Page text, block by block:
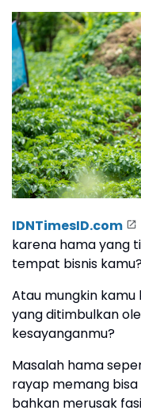
IDNTimesID.com
karena hama yang
tempat bisnis
Atau mungkin
yang ditimbulkan
kesayanganmu?
Masalah hama
rayap memang
bahkan merusak